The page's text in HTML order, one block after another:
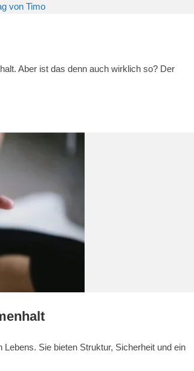
Aber ist das denn auch wirklich so? Der
Sie bieten Struktur, Sicherheit und ein